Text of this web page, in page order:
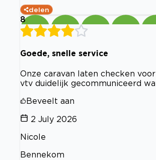
delen
8
Goede, snelle service
Onze caravan laten checken
vtv duidelijk gecommuniceerd
Beveelt aan
2 July 2026
Nicole
Bennekom